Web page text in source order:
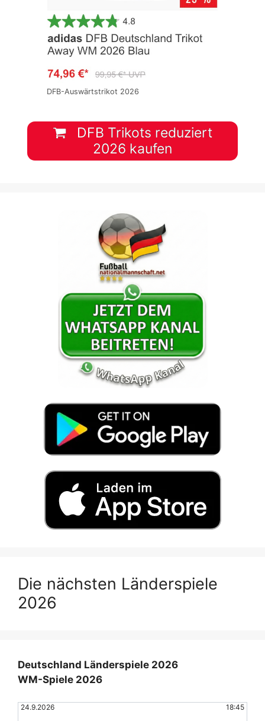
DFB-Auswärtstrikot 2026
DFB Trikots reduziert
2026 kaufen
Die nächsten Länderspiele
2026
Deutschland Länderspiele 2026
WM-Spiele 2026
24.9.2026 18:45